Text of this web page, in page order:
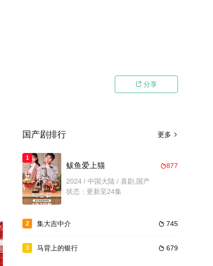
 分享
更多 
国产剧排行
1
877
鲅鱼爱上猫
2024 / 中国大陆 / 喜剧,国产
状态：更新至24集
2  745
集大吉中介
3  679
马背上的银行